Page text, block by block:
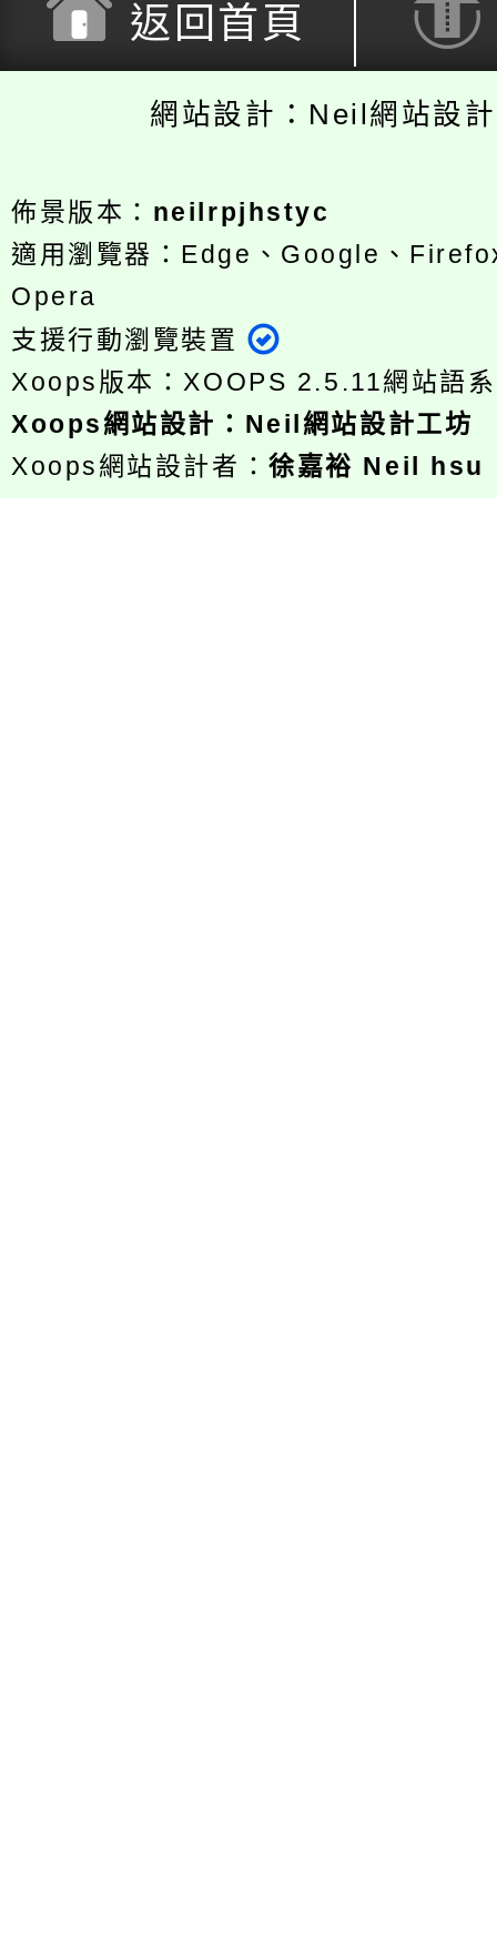
返回首頁
網站設計：Neil網站設
佈景版本： neilrpjhstyc
適用瀏覽器：Edge、Google、
Opera
支援行動瀏覽裝置
Xoops版本：XOOPS 2.5.11網站語
Xoops網站設計 ： Neil網站設計工坊
Xoops網站設計者：徐嘉裕 Neil hsu